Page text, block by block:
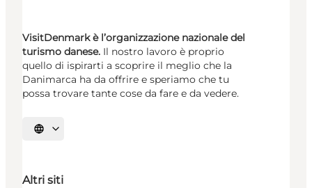
VisitDenmark è l’organizzazione nazionale del
turismo danese. Il nostro lavoro è proprio
quello di ispirarti a scoprire il meglio che la
Danimarca ha da offrire e speriamo che tu
possa trovare tante cose da fare e da vedere.
Seleziona la lingua
Altri siti